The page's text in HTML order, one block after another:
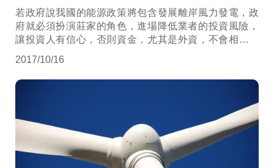
若政府說我國的能源政策將包含發展離岸風力發電，政
府就必須扮演莊家的角色，進場降低業者的投資風險，
讓投資人有信心，否則資金，尤其是外資，不會相信你
2017/10/16